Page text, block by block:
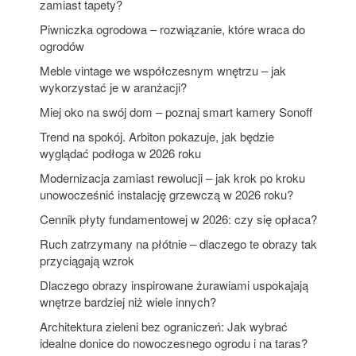
zamiast tapety?
Piwniczka ogrodowa – rozwiązanie, które wraca do
ogrodów
Meble vintage we współczesnym wnętrzu – jak
wykorzystać je w aranżacji?
Miej oko na swój dom – poznaj smart kamery Sonoff
Trend na spokój. Arbiton pokazuje, jak będzie
wyglądać podłoga w 2026 roku
Modernizacja zamiast rewolucji – jak krok po kroku
unowocześnić instalację grzewczą w 2026 roku?
Cennik płyty fundamentowej w 2026: czy się opłaca?
Ruch zatrzymany na płótnie – dlaczego te obrazy tak
przyciągają wzrok
Dlaczego obrazy inspirowane żurawiami uspokajają
wnętrze bardziej niż wiele innych?
Architektura zieleni bez ograniczeń: Jak wybrać
idealne donice do nowoczesnego ogrodu i na taras?